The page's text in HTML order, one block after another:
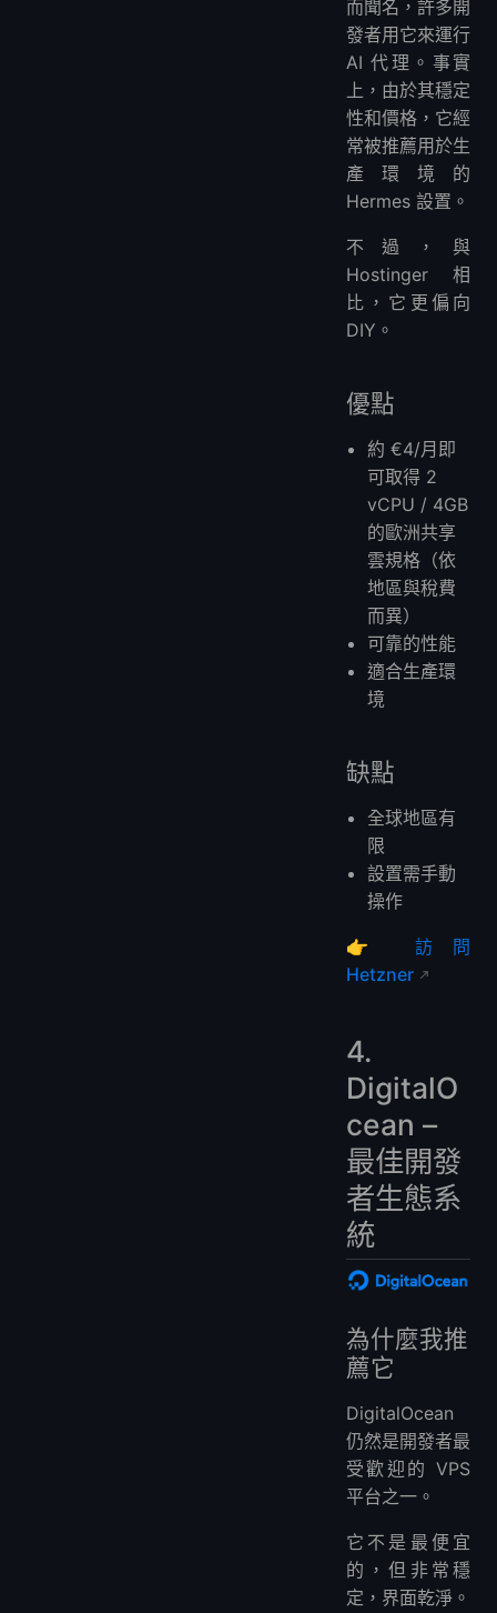
而聞名，許多開
發者用它來運行
AI 代理。事實
上，由於其穩定
性和價格，它經
常被推薦用於生
產環境的
Hermes 設置。
不過，與
Hostinger 相
比，它更偏向
DIY。
優點
約 €4/月即
可取得 2
vCPU / 4GB
的歐洲共享
雲規格（依
地區與稅費
而異）
可靠的性能
適合生產環
境
缺點
全球地區有
限
設置需手動
操作
👉 訪問
Hetzner
4.
DigitalO
cean –
最佳開發
者生態系
統
為什麼我推
薦它
DigitalOcean
仍然是開發者最
受歡迎的 VPS
平台之一。
它不是最便宜
的，但非常穩
定，界面乾淨。